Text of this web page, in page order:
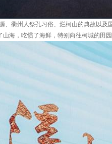
衢州人祭孔习俗、烂柯山的典故以
海，吃惯了海鲜，特别向往柯城的